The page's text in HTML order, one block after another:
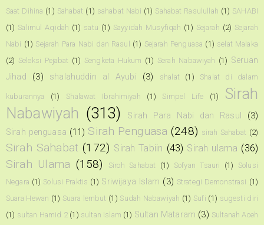
Saat Dihina (1) Sahabat (1) sahabat Nabi (1) Sahabat Rasulullah (1) SAHABI
(1) Salimul Aqidah (1) satu (1) Sayyidah Musyfiqah (1) Sejarah (2) Sejarah
Nabi (1) Sejarah Para Nabi dan Rasul (1) Sejarah Penguasa (1) selat Malaka
(2) Seleksi Pejabat (1) Sengketa Hukum (1) Serah Nabawiyah (1) Seruan
Jihad
(3) shalahuddin al Ayubi (3) shalat (1) Shalat di dalam
kuburannya (1) Shalawat Ibrahimiyah (1) Simpel Life (1)
Sirah
Nabawiyah (313) Sirah Para Nabi dan Rasul
(3)
Sirah penguasa (11) Sirah Penguasa (248) sirah Sahabat (2)
Sirah Sahabat (172) Sirah Tabiin (43) Sirah ulama (36)
Sirah Ulama (158) Siroh Sahabat (1) Sofyan Tsauri (1)
Solusi
Negara (1) Solusi Praktis (1) Sriwijaya Islam (3) Strategi Demonstrasi (1)
Suara Hewan (1) Suara lembut (1) Sudah Nabawiyah (1) Sufi (1) sugesti diri
(1) sultan Hamid 2 (1) sultan Islam (1) Sultan Mataram (3) Sultanah Aceh